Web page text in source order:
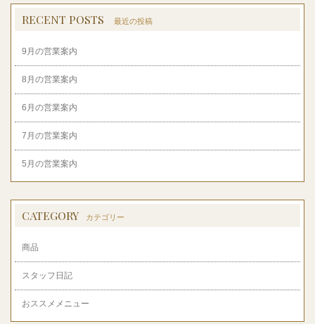
RECENT POSTS 最近の投稿
9月の営業案内
8月の営業案内
6月の営業案内
7月の営業案内
5月の営業案内
CATEGORY カテゴリー
商品
スタッフ日記
おススメメニュー